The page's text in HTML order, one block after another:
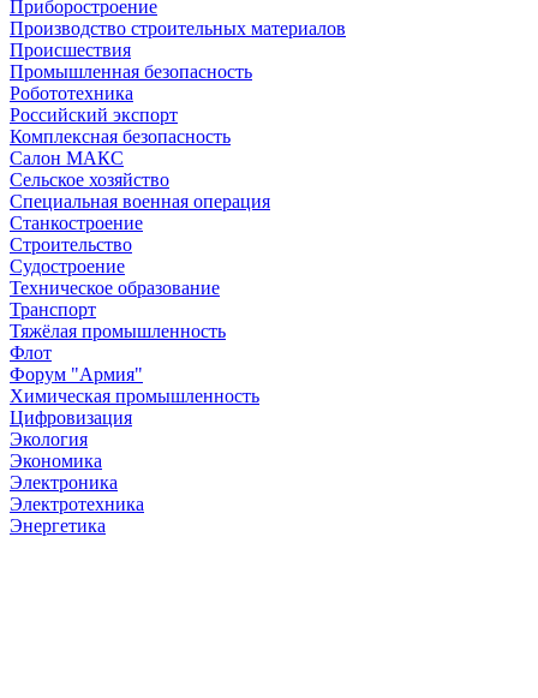
Приборостроение
Производство строительных материалов
Происшествия
Промышленная безопасность
Робототехника
Российский экспорт
Комплексная безопасность
Салон МАКС
Сельское хозяйство
Специальная военная операция
Станкостроение
Строительство
Судостроение
Техническое образование
Транспорт
Тяжёлая промышленность
Флот
Форум "Армия"
Химическая промышленность
Цифровизация
Экология
Экономика
Электроника
Электротехника
Энергетика